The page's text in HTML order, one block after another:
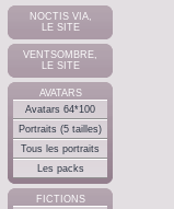
NOCTIS VIA,
LE SITE
VENTSOMBRE,
LE SITE
AVATARS
Avatars 64*100
Portraits (5 tailles)
Tous les portraits
Les packs
FICTIONS